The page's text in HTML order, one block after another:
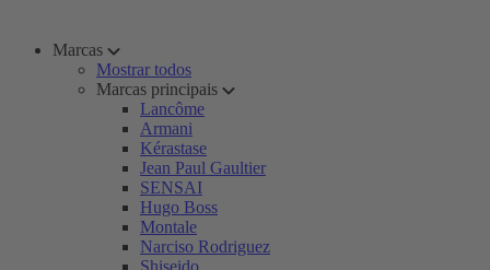
Marcas
Mostrar todos
Marcas principais
Lancôme
Armani
Kérastase
Jean Paul Gaultier
SENSAI
Hugo Boss
Montale
Narciso Rodriguez
Shiseido